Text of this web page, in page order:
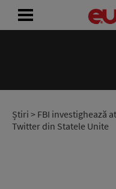
Știri > FBI investighează
Twitter din Statele Unite
RADIO